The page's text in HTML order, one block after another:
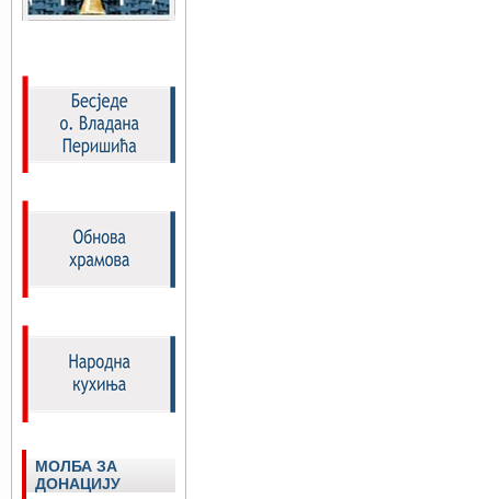
МОЛБА ЗА
ДОНАЦИЈУ